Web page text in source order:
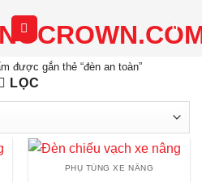
0
được gắn thẻ “đèn an toàn”
LỌC
PHỤ TÙNG XE NÂNG